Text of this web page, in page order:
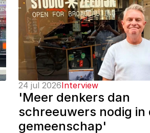
24 jul 2026Interview
'Meer denkers dan
schreeuwers nodig in
gemeenschap'